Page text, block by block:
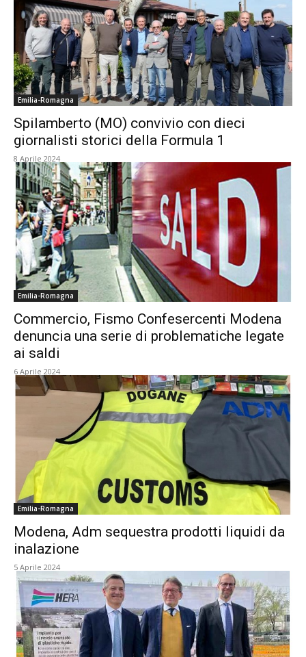
Emilia-Romagna
Spilamberto (MO) convivio con dieci
giornalisti storici della Formula 1
8 Aprile 2024
Emilia-Romagna
Commercio, Fismo Confesercenti Modena
denuncia una serie di problematiche legate
ai saldi
6 Aprile 2024
Emilia-Romagna
Modena, Adm sequestra prodotti liquidi da
inalazione
5 Aprile 2024